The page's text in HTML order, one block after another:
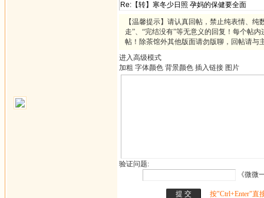
【温馨提示】请认真回帖，禁止纯表情、
走”、“完结没有”等无意义的回复！每个帖
帖！除茶馆外其他版面请勿版聊，回帖请与
进入高级模式
加粗 字体颜色 背景颜色 插入链接 图片
验证问题:
《微微
按"Ctrl+Enter"直